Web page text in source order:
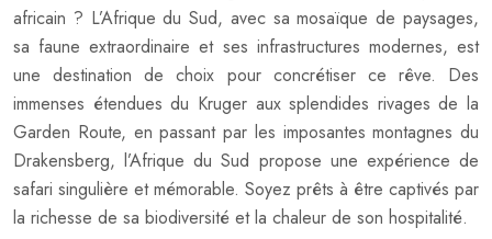
africain ? L’Afrique du Sud, avec sa mosaïque de paysages,
sa faune extraordinaire et ses infrastructures modernes, est
une destination de choix pour concrétiser ce rêve. Des
immenses étendues du Kruger aux splendides rivages de la
Garden Route, en passant par les imposantes montagnes du
Drakensberg, l’Afrique du Sud propose une expérience de
safari singulière et mémorable. Soyez prêts à être captivés par
la richesse de sa biodiversité et la chaleur de son hospitalité.